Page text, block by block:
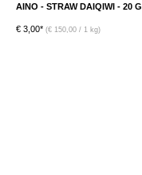
AINO - STRAW DAIQIWI - 20 G
€ 3,00* (€ 150,00 / 1 kg)